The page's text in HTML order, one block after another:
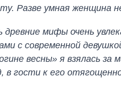
Разве умная женщина
мифы очень
с современной
весны» я взялась
в гости к его